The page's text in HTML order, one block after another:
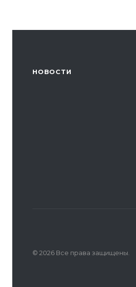
НОВОСТИ
© 2026 Все права защищены.